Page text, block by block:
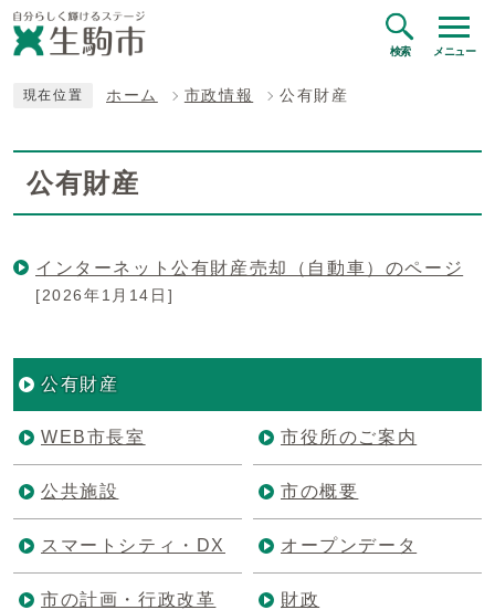
検索 メニュー
現在位置 ホーム 市政情報 公有財産
公有財産
インターネット公有財産売却（自動車）のページ
[2026年1月14日]
公有財産
WEB市長室 市役所のご案内
公共施設 市の概要
スマートシティ・DX オープンデータ
市の計画・行政改革 財政